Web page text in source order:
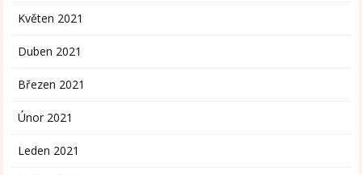
Květen 2021
Duben 2021
Březen 2021
Únor 2021
Leden 2021